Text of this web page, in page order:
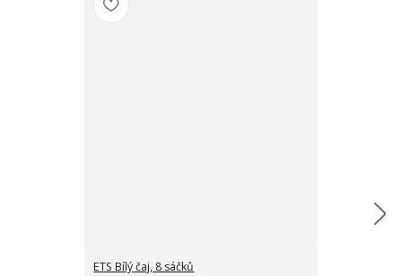
ETS Bílý čaj, 8 sáčků